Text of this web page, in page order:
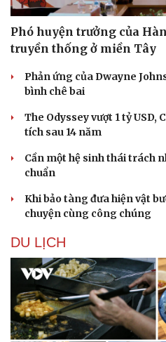
Phó huyện trưởng của
truyền thống ở miền Tây
Phản ứng của Dwayne
bình chê bai
The Odyssey vượt 1 tỷ
tích sau 14 năm
Cần một hệ sinh thái trách
chuẩn
Khi bảo tàng đưa hiện vật
chuyện cùng công chúng
DU LỊCH